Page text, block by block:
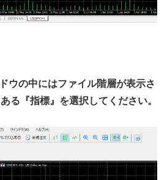
ウの中にはファイル階層が表示さ
る『指標』を選択してください。